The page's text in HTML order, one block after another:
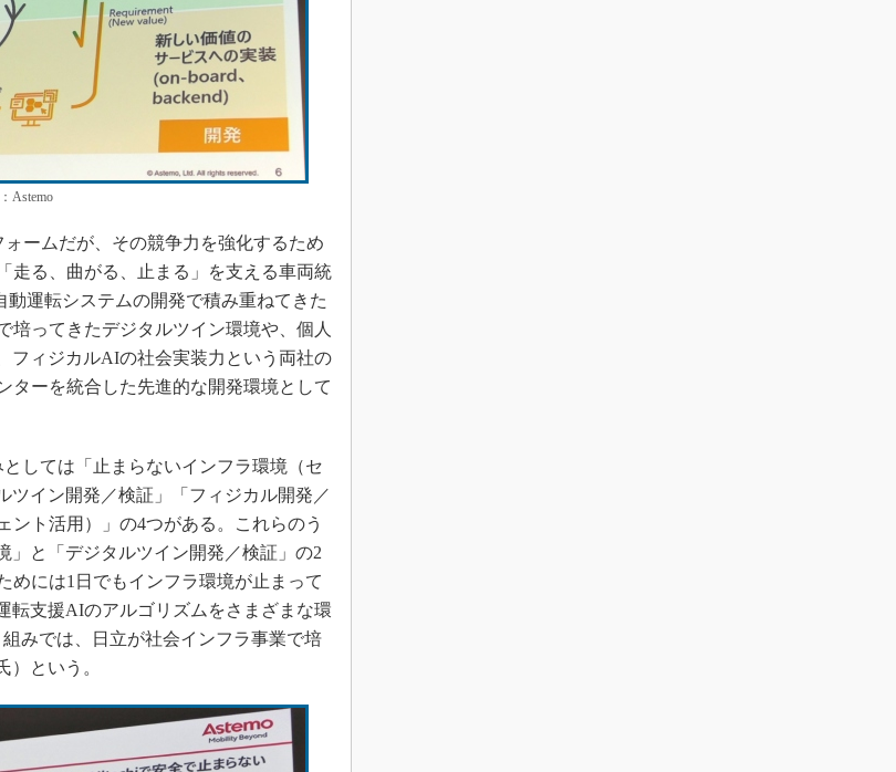
Astemo
ームだが、その競争力を強化するため
走る、曲がる、止まる」を支える車両統
運転システムの開発で積み重ねてきた
ってきたデジタルツイン環境や、個人
フィジカルAIの社会実装力という両社の
ターを統合した先進的な開発環境として
しては「止まらないインフラ環境（セ
ツイン開発／検証」「フィジカル開発／
ト活用）」の4つがある。これらのう
」と「デジタルツイン開発／検証」の2
めには1日でもインフラ環境が止まって
転支援AIのアルゴリズムをさまざまな環
みでは、日立が社会インフラ事業で培
）という。